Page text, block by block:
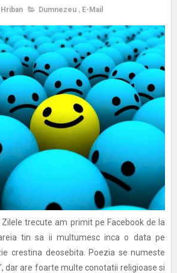
Dumnezeu , E-Mail
Zilele trecute am primit pe Facebook de la
tin sa ii multumesc inca o data pe
crestina deosebita. Poezia se numeste
dar are foarte multe conotatii religioase si